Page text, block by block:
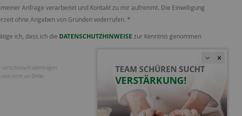
Anfrage verarbeitet und Kontakt zu mir aufnimmt. Die Einwilligung
ohne Angaben von Gründen widerrufen. *
ich, dass ich die DATENSCHUTZHINWEISE zur Kenntnis genommen
übertragen,
nicht an Dritte
ABSENDEN
TEAM SCHÜREN SUCHT
VERSTÄRKUNG!